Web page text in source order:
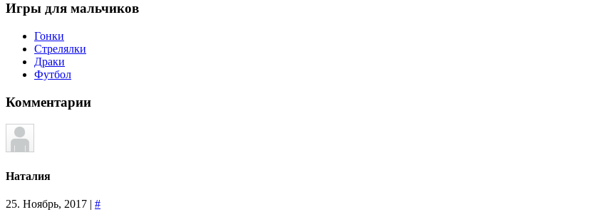
Игры для мальчиков
Гонки
Стрелялки
Драки
Футбол
Комментарии
Наталия
25. Ноябрь, 2017 | #